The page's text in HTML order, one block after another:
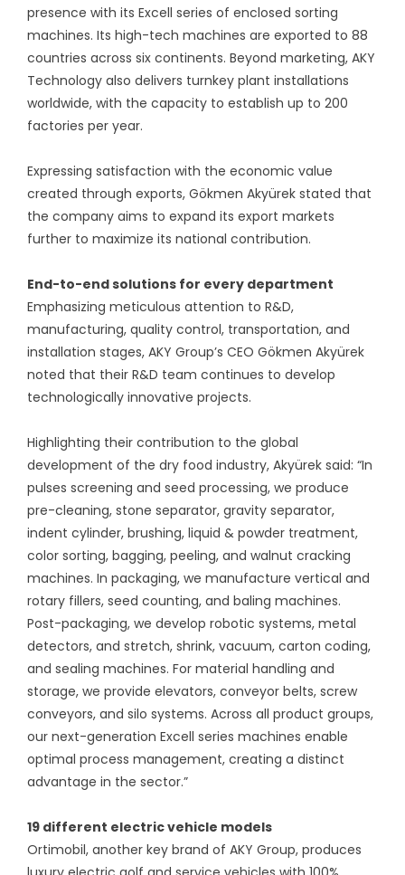
presence with its Excell series of enclosed sorting
machines. Its high-tech machines are exported to 88
countries across six continents. Beyond marketing, AKY
Technology also delivers turnkey plant installations
worldwide, with the capacity to establish up to 200
factories per year.
Expressing satisfaction with the economic value
created through exports, Gökmen Akyürek stated that
the company aims to expand its export markets
further to maximize its national contribution.
End-to-end solutions for every department
Emphasizing meticulous attention to R&D,
manufacturing, quality control, transportation, and
installation stages, AKY Group’s CEO Gökmen Akyürek
noted that their R&D team continues to develop
technologically innovative projects.
Highlighting their contribution to the global
development of the dry food industry, Akyürek said: “In
pulses screening and seed processing, we produce
pre-cleaning, stone separator, gravity separator,
indent cylinder, brushing, liquid & powder treatment,
color sorting, bagging, peeling, and walnut cracking
machines. In packaging, we manufacture vertical and
rotary fillers, seed counting, and baling machines.
Post-packaging, we develop robotic systems, metal
detectors, and stretch, shrink, vacuum, carton coding,
and sealing machines. For material handling and
storage, we provide elevators, conveyor belts, screw
conveyors, and silo systems. Across all product groups,
our next-generation Excell series machines enable
optimal process management, creating a distinct
advantage in the sector.”
19 different electric vehicle models
Ortimobil, another key brand of AKY Group, produces